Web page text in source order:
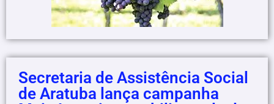
Secretaria de Assistência Social
de Aratuba lança campanha